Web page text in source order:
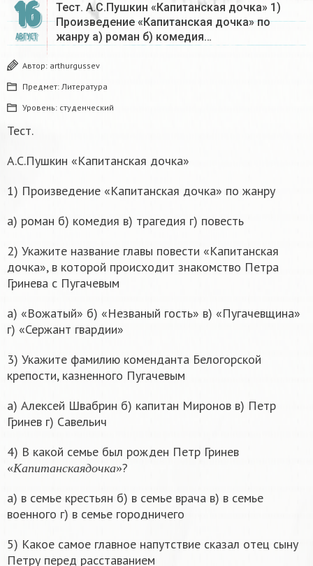
16
АВГУСТ
Тест. А.С.Пушкин «Капитанская дочка» 1)
Произведение «Капитанская дочка» по
жанру а) роман б) комедия…
Автор: arthurgussev
Предмет: Литература
Уровень: студенческий
Тест.
А.С.Пушкин «Капитанская дочка»
1) Произведение «Капитанская дочка» по жанру
а) роман б) комедия в) трагедия г) повесть
2) Укажите название главы повести «Капитанская
дочка», в которой происходит знакомство Петра
Гринева с Пугачевым
а) «Вожатый» б) «Незваный гость» в) «Пугачевщина»
г) «Сержант гвардии»
3) Укажите фамилию коменданта Белогорской
крепости, казненного Пугачевым
а) Алексей Швабрин б) капитан Миронов в) Петр
Гринев г) Савельич
4) В какой семье был рожден Петр Гринев
« Ка п и т а н с кая д о ч ка »
«К а питанскаядочк а»
?
а) в семье крестьян б) в семье врача в) в семье
военного г) в семье городничего
5) Какое самое главное напутствие сказал отец сыну
Петру перед расставанием